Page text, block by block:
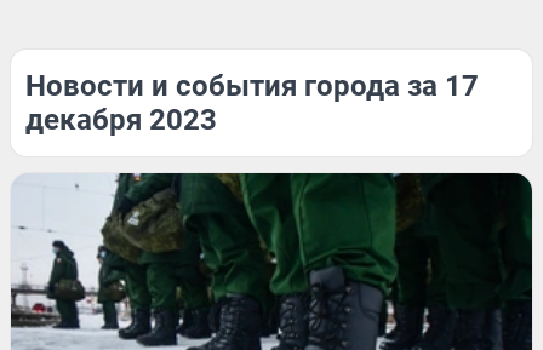
Новости и события города за 17
декабря 2023